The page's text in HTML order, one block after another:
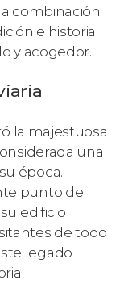
combinación
e historia
y acogedor.
la majestuosa
una
época.
punto de
edificio
de todo
legado